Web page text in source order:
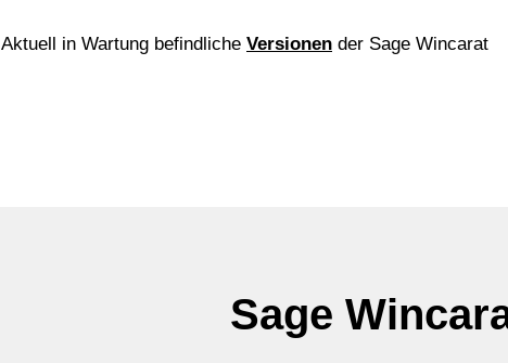
Aktuell in Wartung befindliche Versionen der Sage Wincarat
Sage